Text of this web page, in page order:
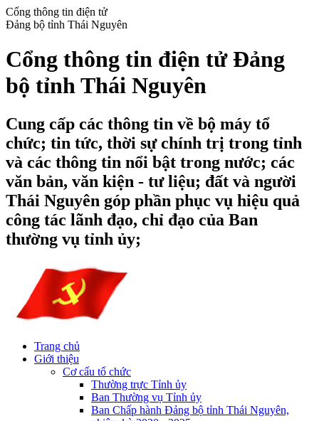
Cổng thông tin điện tử
Đảng bộ tỉnh Thái Nguyên
Cổng thông tin điện tử Đảng
bộ tỉnh Thái Nguyên
Cung cấp các thông tin về bộ máy tổ
chức; tin tức, thời sự chính trị trong tỉnh
và các thông tin nổi bật trong nước; các
văn bản, văn kiện - tư liệu; đất và người
Thái Nguyên góp phần phục vụ hiệu quả
công tác lãnh đạo, chỉ đạo của Ban
thường vụ tỉnh ủy;
Trang chủ
Giới thiệu
Cơ cấu tổ chức
Thường trực Tỉnh ủy
Ban Thường vụ Tỉnh ủy
Ban Chấp hành Đảng bộ tỉnh Thái Nguyên,